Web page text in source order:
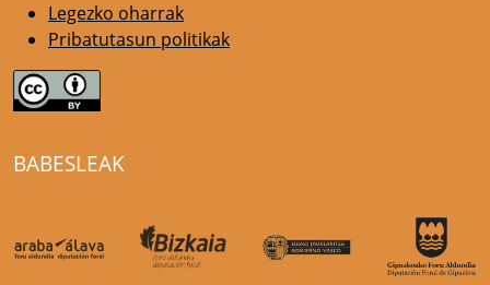
Legezko oharrak
Pribatutasun politikak
BABESLEAK